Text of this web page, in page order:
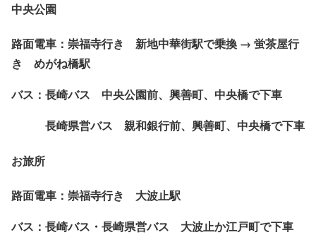
中央公園
路面電車：崇福寺行き 新地中華街駅で乗換 → 蛍茶屋行
き めがね橋駅
バス：長崎バス 中央公園前、興善町、中央橋で下車
長崎県営バス 親和銀行前、興善町、中央橋で下車
お旅所
路面電車：崇福寺行き 大波止駅
バス：長崎バス・長崎県営バス 大波止か江戸町で下車